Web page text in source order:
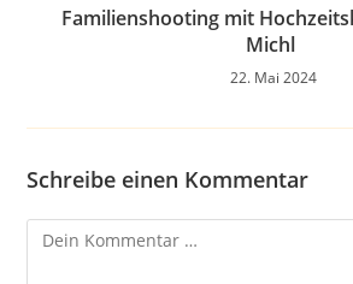
Familienshooting mit
Michl
22. Mai 2024
Schreibe einen Kommentar
Kommentar